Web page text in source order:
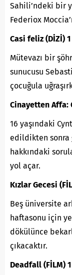
Sahili’ndeki bir
Federiox
Casi feliz (DİZİ) 1
Mütevazı bir
sunucusu
çocuğula
Cinayetten Affa:
16 yaşındaki
edildikten sonra
hakkındaki
yol açar.
Kızlar Gecesi
Beş üniversite
haftasonu için
dökülünce
çıkacaktır.
Deadfall (FİLM)